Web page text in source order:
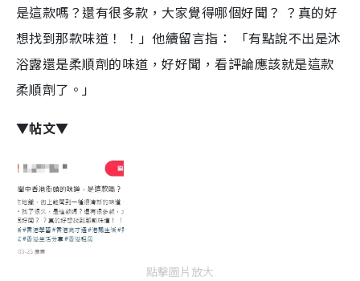
是這款嗎？還有很多款，大家覺得哪個好聞？ ？真的好
想找到那款味道！ ！」他續留言指： 「有點說不出是沐
浴露還是柔順劑的味道，好好聞，看評論應該就是這款
柔順劑了。」
▼帖文▼
點擊圖片放大